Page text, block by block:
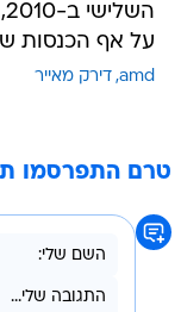
על אף הכנסות של כ-1.62
amd דירק מאייר
טרם התפרסמו